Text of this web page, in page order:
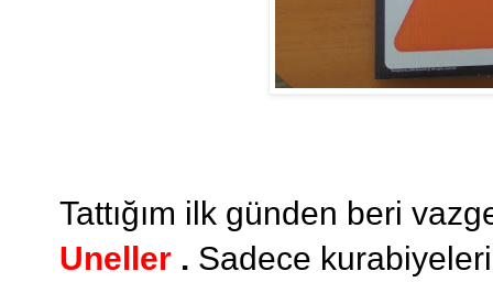
Tattığım ilk günden beri
Uneller . Sadece